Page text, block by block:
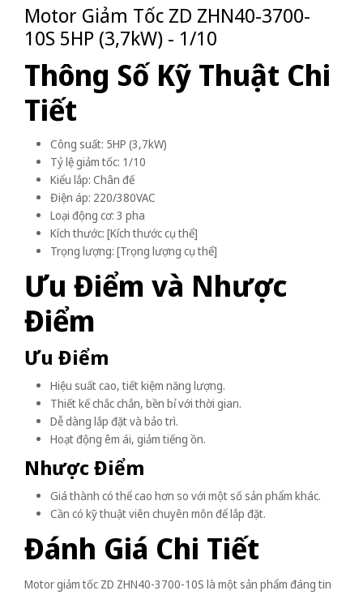
Motor Giảm Tốc ZD ZHN40-3700-
10S 5HP (3,7kW) - 1/10
Thông Số Kỹ Thuật Chi
Tiết
Công suất: 5HP (3,7kW)
Tỷ lệ giảm tốc: 1/10
Kiểu lắp: Chân đế
Điện áp: 220/380VAC
Loại động cơ: 3 pha
Kích thước: [Kích thước cụ thể]
Trọng lượng: [Trọng lượng cụ thể]
Ưu Điểm và Nhược
Điểm
Ưu Điểm
Hiệu suất cao, tiết kiệm năng lượng.
Thiết kế chắc chắn, bền bỉ với thời gian.
Dễ dàng lắp đặt và bảo trì.
Hoạt động êm ái, giảm tiếng ồn.
Nhược Điểm
Giá thành có thể cao hơn so với một số sản phẩm khác.
Cần có kỹ thuật viên chuyên môn để lắp đặt.
Đánh Giá Chi Tiết
Motor giảm tốc ZD ZHN40-3700-10S là một sản phẩm đáng tin